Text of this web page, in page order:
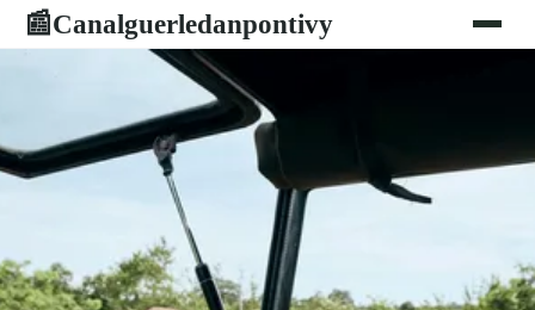
📰Canalguerledanpontivy